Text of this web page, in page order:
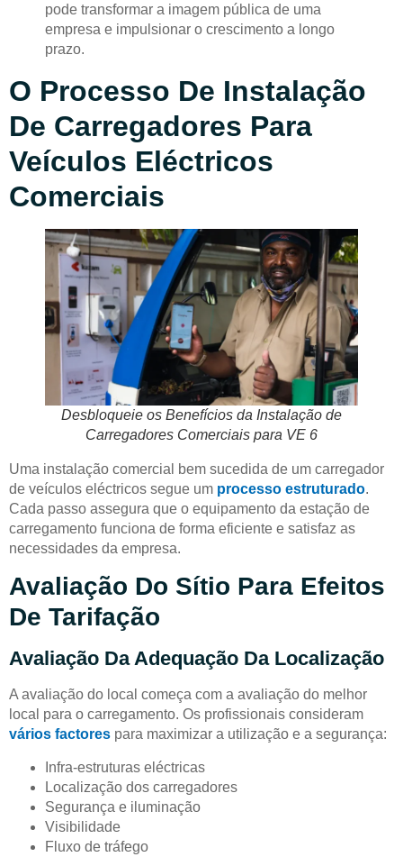
pode transformar a imagem pública de uma
empresa e impulsionar o crescimento a longo
prazo.
O Processo De Instalação
De Carregadores Para
Veículos Eléctricos
Comerciais
Desbloqueie os Benefícios da Instalação de
Carregadores Comerciais para VE 6
Uma instalação comercial bem sucedida de um carregador
de veículos eléctricos segue um processo estruturado.
Cada passo assegura que o equipamento da estação de
carregamento funciona de forma eficiente e satisfaz as
necessidades da empresa.
Avaliação Do Sítio Para Efeitos
De Tarifação
Avaliação Da Adequação Da Localização
A avaliação do local começa com a avaliação do melhor
local para o carregamento. Os profissionais consideram
vários factores para maximizar a utilização e a segurança:
Infra-estruturas eléctricas
Localização dos carregadores
Segurança e iluminação
Visibilidade
Fluxo de tráfego